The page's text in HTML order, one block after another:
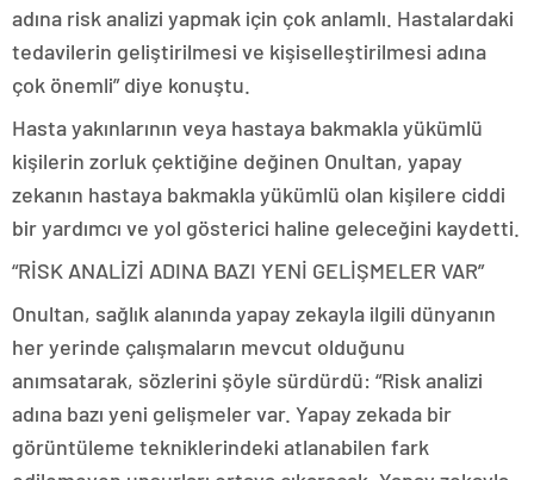
adına risk analizi yapmak için çok anlamlı. Hastalardaki
tedavilerin geliştirilmesi ve kişiselleştirilmesi adına
çok önemli” diye konuştu.
Hasta yakınlarının veya hastaya bakmakla yükümlü
kişilerin zorluk çektiğine değinen Onultan, yapay
zekanın hastaya bakmakla yükümlü olan kişilere ciddi
bir yardımcı ve yol gösterici haline geleceğini kaydetti.
“RİSK ANALİZİ ADINA BAZI YENİ GELİŞMELER VAR”
Onultan, sağlık alanında yapay zekayla ilgili dünyanın
her yerinde çalışmaların mevcut olduğunu
anımsatarak, sözlerini şöyle sürdürdü: “Risk analizi
adına bazı yeni gelişmeler var. Yapay zekada bir
görüntüleme tekniklerindeki atlanabilen fark